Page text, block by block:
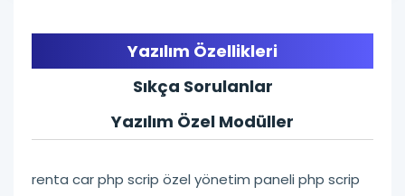
Yazılım Özellikleri
Sıkça Sorulanlar
Yazılım Özel Modüller
renta car php scrip özel yönetim paneli php scrip